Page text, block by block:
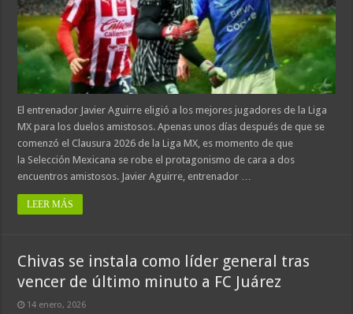
El entrenador Javier Aguirre eligió a los mejores jugadores de la Liga
MX para los duelos amistosos. Apenas unos días después de que se
comenzó el Clausura 2026 de la Liga MX, es momento de que
la Selección Mexicana se robe el protagonismo de cara a dos
encuentros amistosos. Javier Aguirre, entrenador …
LEER MÁS
Chivas se instala como líder general tras
vencer de último minuto a FC Juárez
14 enero, 2026